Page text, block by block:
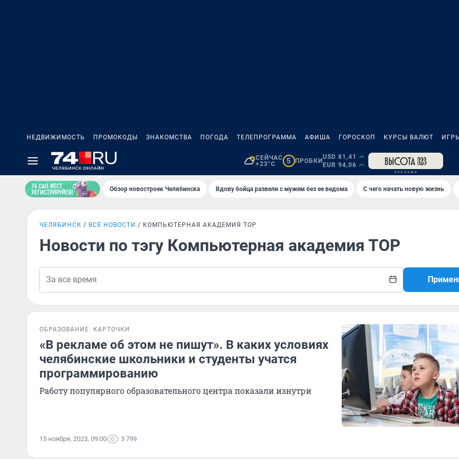
НЕДВИЖИМОСТЬ ПРОМОКОДЫ ЗНАКОМСТВА ПОГОДА ТЕЛЕПРОГРАММА АФИША ГОРОСКОП КУРСЫ ВАЛЮТ
СЕЙЧАС
+23°C
5 ПРОБКИ
USD 81,41
EUR 94,06
Обзор новостроек Челябинска Вдову бойца развели с мужем без ее ведома С чего начать новую жизнь
ЧЕЛЯБИНСК ВСЕ НОВОСТИ КОМПЬЮТЕРНАЯ АКАДЕМИЯ ТОР
Новости по тэгу Компьютерная академия ТОР
ОБРАЗОВАНИЕ КАРТОЧКИ
«В рекламе об этом не пишут». В каких условиях
челябинские школьники и студенты учатся
программированию
Работу популярного образовательного центра показали изнутри
15 ноября, 2023, 09:00 3 799